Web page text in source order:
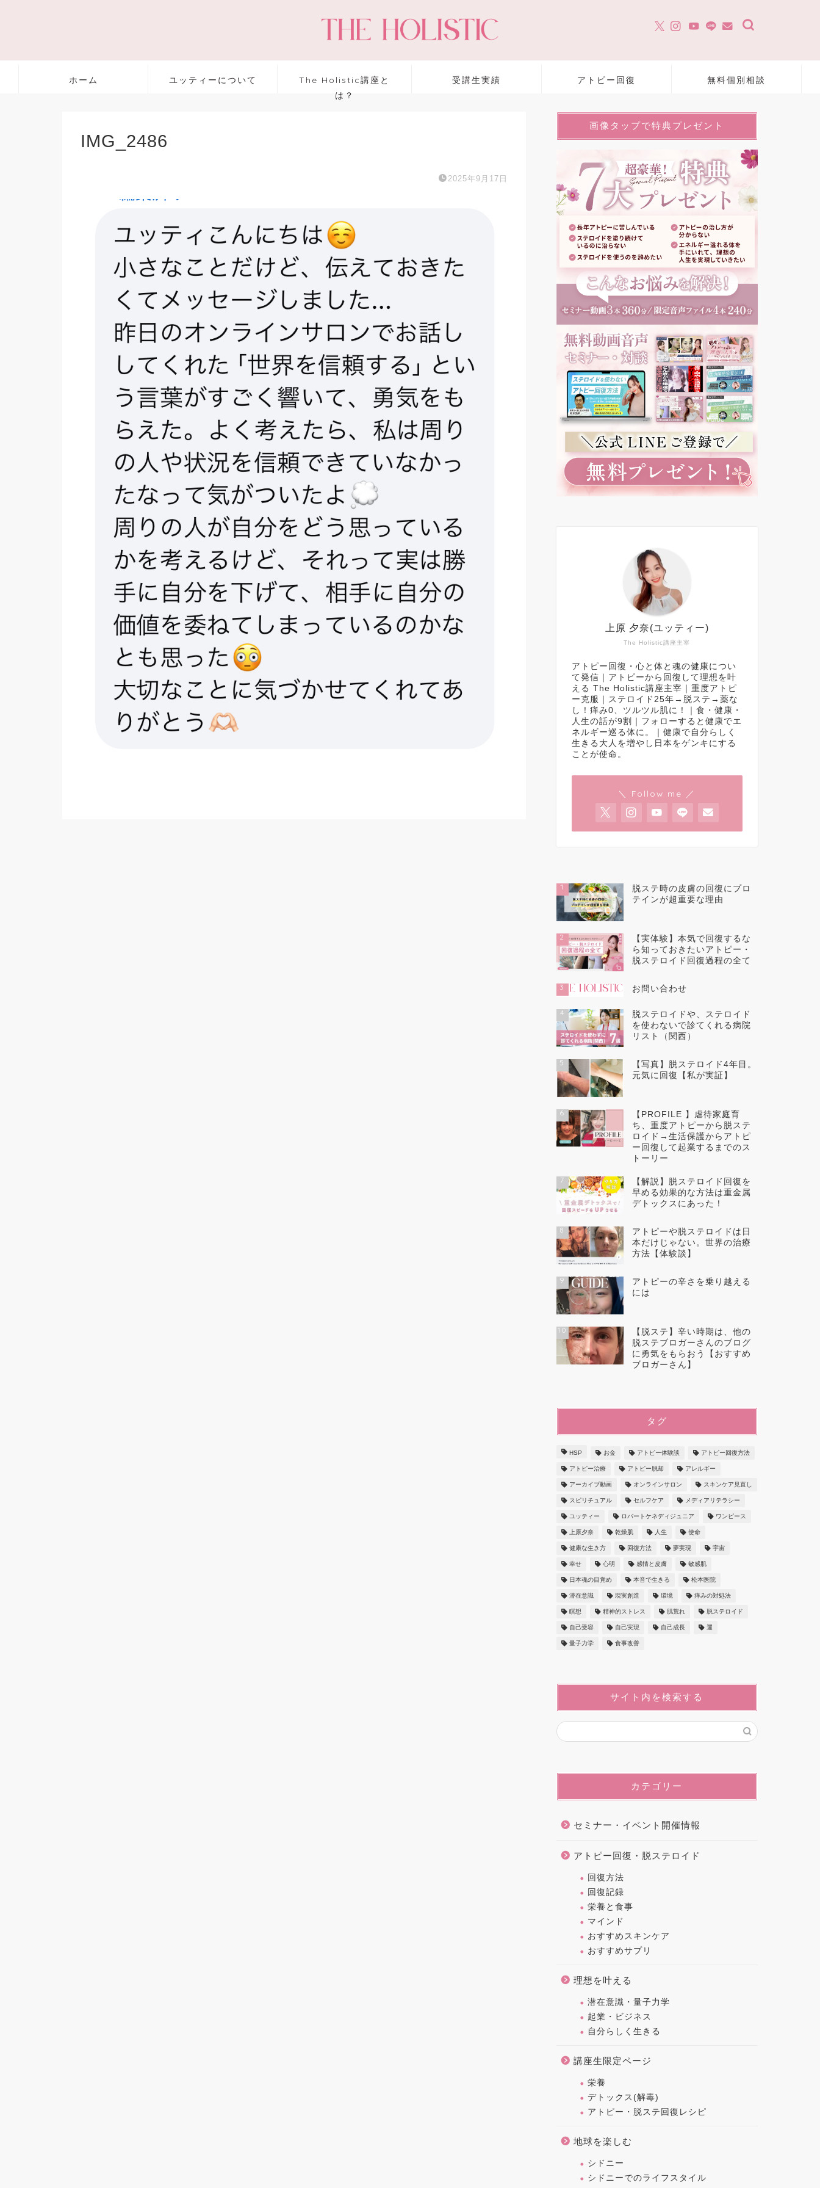
ホーム ユッティーについて
The Holistic講座と
は？
受講生実績 アトピー回復 無料個別相談
IMG_2486
2025年9月17日
画像タップで特典プレゼント
The Holistic講座主宰
上原 夕奈(ユッティー)
アトピー回復・心と体と魂の健康につい
て発信｜アトピーから回復して理想を叶
える The Holistic講座主宰｜重度アトピ
ー克服｜ステロイド25年→脱ステ→薬な
し！痒み0、ツルツル肌に！｜食・健康・
人生の話が9割｜フォローすると健康でエ
ネルギー巡る体に。｜健康で自分らしく
生きる大人を増やし日本をゲンキにする
ことが使命。
＼ Follow me ／
1
脱ステ時の皮膚の回復にプロ
テインが超重要な理由
2
【実体験】本気で回復するな
ら知っておきたいアトピー・
脱ステロイド回復過程の全て
3 お問い合わせ
4
脱ステロイドや、ステロイド
を使わないで診てくれる病院
リスト（関西）
5
【写真】脱ステロイド4年目。
元気に回復【私が実証】
6
【PROFILE 】虐待家庭育
ち、重度アトピーから脱ステ
ロイド→生活保護からアトピ
ー回復して起業するまでのス
トーリー
7
【解説】脱ステロイド回復を
早める効果的な方法は重金属
デトックスにあった！
8
アトピーや脱ステロイドは日
本だけじゃない。世界の治療
方法【体験談】
9
アトピーの辛さを乗り越える
には
10
【脱ステ】辛い時期は、他の
脱ステブロガーさんのブログ
に勇気をもらおう【おすすめ
ブロガーさん】
タグ
HSP お金 アトピー体験談 アトピー回復方法
アトピー治療 アトピー脱却 アレルギー
アーカイブ動画 オンラインサロン スキンケア見直し
スピリチュアル セルフケア メディアリテラシー
ユッティー ロバートケネディジュニア ワンピース
上原夕奈 乾燥肌 人生 使命
健康な生き方 回復方法 夢実現 宇宙
幸せ 心明 感情と皮膚 敏感肌
日本魂の目覚め 本音で生きる 松本医院
潜在意識 現実創造 環境 痒みの対処法
瞑想 精神的ストレス 肌荒れ 脱ステロイド
自己受容 自己実現 自己成長 運
量子力学 食事改善
サイト内を検索する
カテゴリー
セミナー・イベント開催情報
アトピー回復・脱ステロイド
回復方法
回復記録
栄養と食事
マインド
おすすめスキンケア
おすすめサプリ
理想を叶える
潜在意識・量子力学
起業・ビジネス
自分らしく生きる
講座生限定ページ
栄養
デトックス(解毒)
アトピー・脱ステ回復レシピ
地球を楽しむ
シドニー
シドニーでのライフスタイル